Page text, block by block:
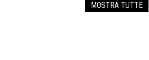
MOSTRA TUTTE